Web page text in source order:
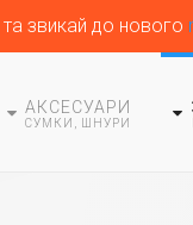
звикай до нового
АКСЕСУАРИ
СУМКИ, ШНУРИ